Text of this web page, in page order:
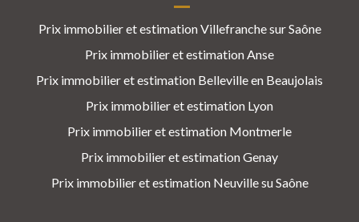
Prix immobilier et estimation Villefranche sur Saône
Prix immobilier et estimation Anse
Prix immobilier et estimation Belleville en Beaujolais
Prix immobilier et estimation Lyon
Prix immobilier et estimation Montmerle
Prix immobilier et estimation Genay
Prix immobilier et estimation Neuville su Saône